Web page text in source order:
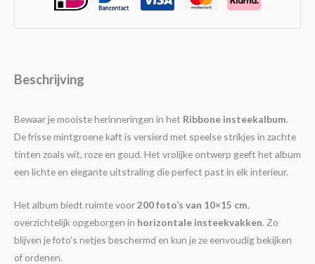
Beschrijving
Bewaar je mooiste herinneringen in het Ribbone insteekalbum.
De frisse mintgroene kaft is versierd met speelse strikjes in zachte
tinten zoals wit, roze en goud. Het vrolijke ontwerp geeft het album
een lichte en elegante uitstraling die perfect past in elk interieur.
Het album biedt ruimte voor200 foto’s van 10×15 cm,
overzichtelijk opgeborgen in horizontale insteekvakken. Zo
blijven je foto’s netjes beschermd en kun je ze eenvoudig bekijken
of ordenen.